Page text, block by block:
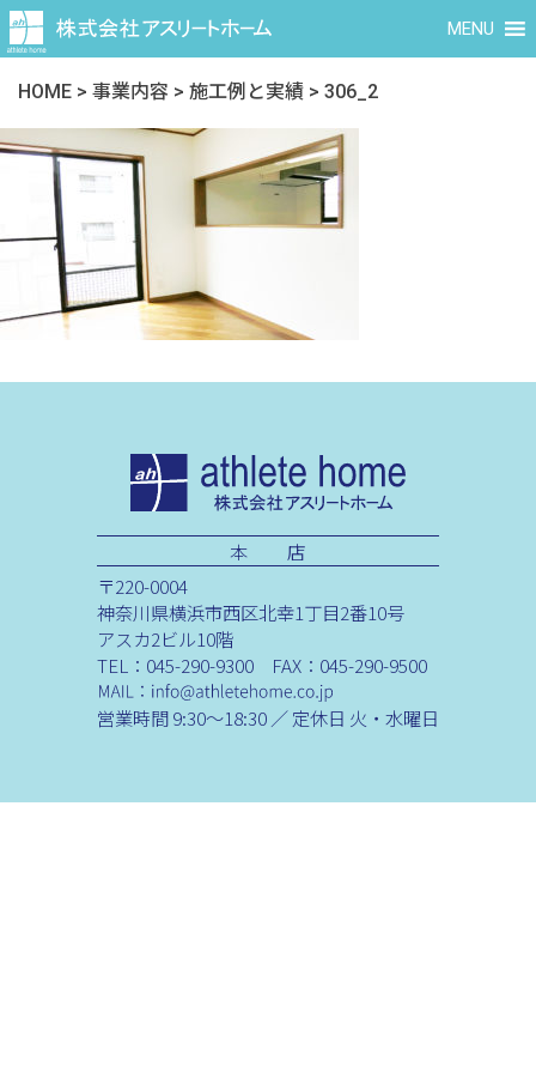
MENU
HOME > 事業内容 > 施工例と実績 > 306_2
本 店
〒220-0004
神奈川県横浜市西区北幸1丁目2番10号
アスカ2ビル10階
TEL：045-290-9300 FAX：045-290-9500
営業時間 9:30～18:30 ／ 定休日 火・水曜日